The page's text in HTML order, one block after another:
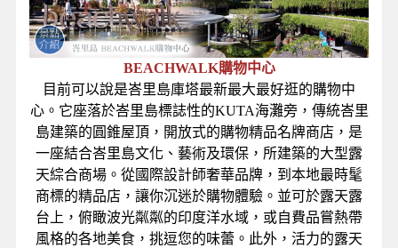
BEACHWALK購物中心
目前可以說是峇里島庫塔最新最大最好逛的購物中
心。它座落於峇里島標誌性的KUTA海灘旁，傳統峇里
島建築的圓錐屋頂，開放式的購物精品名牌商店，是
一座結合峇里島文化、藝術及環保，所建築的大型露
天綜合商場。從國際設計師奢華品牌，到本地最時髦
商標的精品店，讓你沉迷於購物體驗。並可於露天露
台上，俯瞰波光粼粼的印度洋水域，或自費品嘗熱帶
風格的各地美食，挑逗您的味蕾。此外，活力的露天